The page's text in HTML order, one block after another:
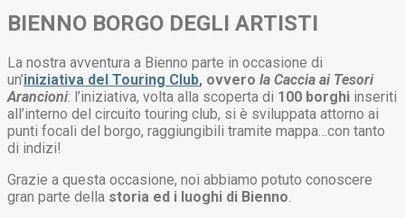
BIENNO BORGO DEGLI ARTISTI
La nostra avventura a Bienno parte in occasione di
un’iniziativa del Touring Club, ovvero la Caccia ai Tesori
Arancioni: l’iniziativa, volta alla scoperta di 100 borghi inseriti
all’interno del circuito touring club, si è sviluppata attorno ai
punti focali del borgo, raggiungibili tramite mappa…con tanto
di indizi!
Grazie a questa occasione, noi abbiamo potuto conoscere
gran parte della storia ed i luoghi di Bienno.